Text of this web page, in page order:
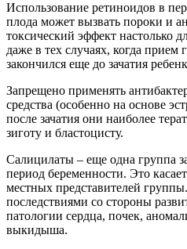
Использование ретиноидов в
плода может вызвать пороки и
токсический эффект настолько
даже в тех случаях, когда прием
закончился еще до зачатия
Запрещено применять
средства (особенно на основе
после зачатия они наиболее
зиготу и бластоцисту.
Салицилаты – еще одна группа
период беременности. Это
местных представителей
последствиями со стороны
патологии сердца, почек,
выкидыша.